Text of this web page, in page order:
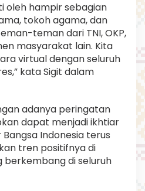
oleh hampir sebagian
tokoh agama, dan
teman dari TNI, OKP,
masyarakat lain. Kita
virtual dengan seluruh
kata Sigit dalam
adanya peringatan
dapat menjadi ikhtiar
Indonesia terus
tren positifnya di
berkembang di seluruh